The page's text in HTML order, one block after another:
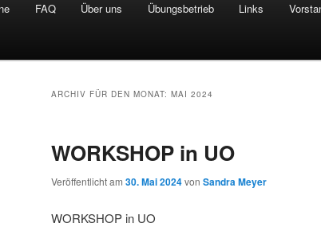
FAQ Über uns Übungsbetrieb Links
ARCHIV FÜR DEN MONAT: MAI 2024
WORKSHOP in UO
Veröffentlicht am 30. Mai 2024von Sandra Meyer
WORKSHOP in UO